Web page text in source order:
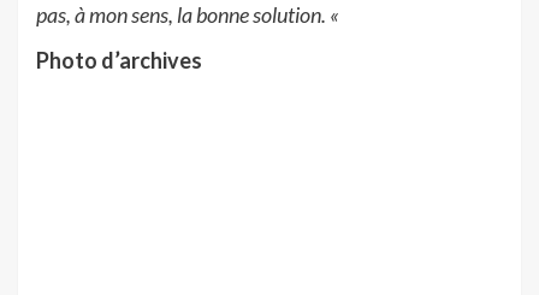
pas, à mon sens, la bonne solution. «
Photo d’archives